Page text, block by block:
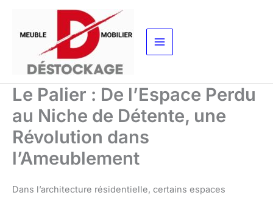
contenu
Le Palier : De l’Espace Perdu
au Niche de Détente, une
Révolution dans
l’Ameublement
Dans l’architecture résidentielle, certains espaces